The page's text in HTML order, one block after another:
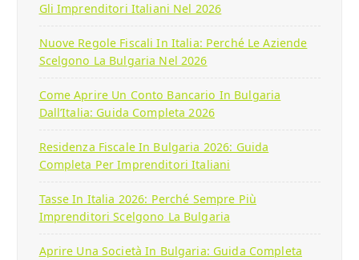
Gli Imprenditori Italiani Nel 2026
Nuove Regole Fiscali In Italia: Perché Le Aziende
Scelgono La Bulgaria Nel 2026
Come Aprire Un Conto Bancario In Bulgaria
Dall’Italia: Guida Completa 2026
Residenza Fiscale In Bulgaria 2026: Guida
Completa Per Imprenditori Italiani
Tasse In Italia 2026: Perché Sempre Più
Imprenditori Scelgono La Bulgaria
Aprire Una Società In Bulgaria: Guida Completa